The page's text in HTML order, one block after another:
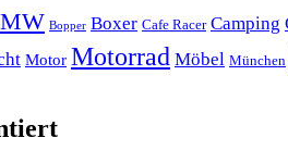
Bopper Boxer Cafe Racer Camping
Motor Motorrad Möbel München